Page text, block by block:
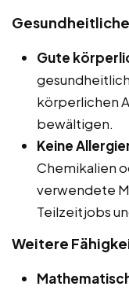
Gute
körperlichen
bewältigen.
Keine
Chemikalien
verwendete
Teilzeitjobs
Weitere